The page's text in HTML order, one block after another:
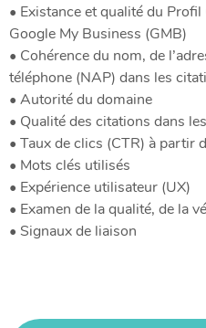
• Existance et qualité du
Google My Business (GMB)
• Cohérence du nom, de
téléphone (NAP) dans les
• Autorité du domaine
• Qualité des citations dans
• Taux de clics (CTR) à partir
• Mots clés utilisés
• Expérience utilisateur (UX)
• Examen de la qualité, de la
• Signaux de liaison